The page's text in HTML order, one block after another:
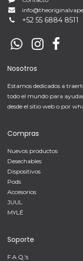
+52 55 6884 8511
Nosotros
Estamos dedicados a
todo el mundo para
desde el sitio web o por
Compras
Nuevos productos
Desechables
Dispositivos
Pods
Accesorios
JUUL
MYLÉ
Soporte
F.A.Q.'s